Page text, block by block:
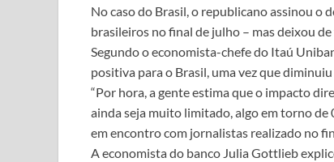
No caso do Brasil, o republicano assinou o
brasileiros no final de julho – mas deixou
Segundo o economista-chefe do Itaú
positiva para o Brasil, uma vez que
“Por hora, a gente estima que o impacto
ainda seja muito limitado, algo em torno
em encontro com jornalistas realizado no
A economista do banco Julia Gottlieb